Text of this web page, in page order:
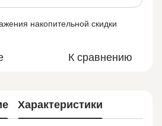
накопительной скидки
К сравнению
Характеристики